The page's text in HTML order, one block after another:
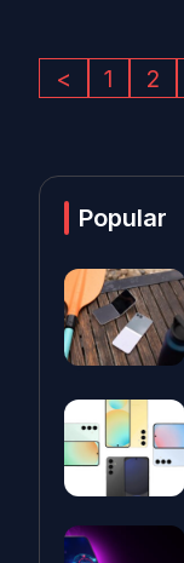
< 1 2
Popular